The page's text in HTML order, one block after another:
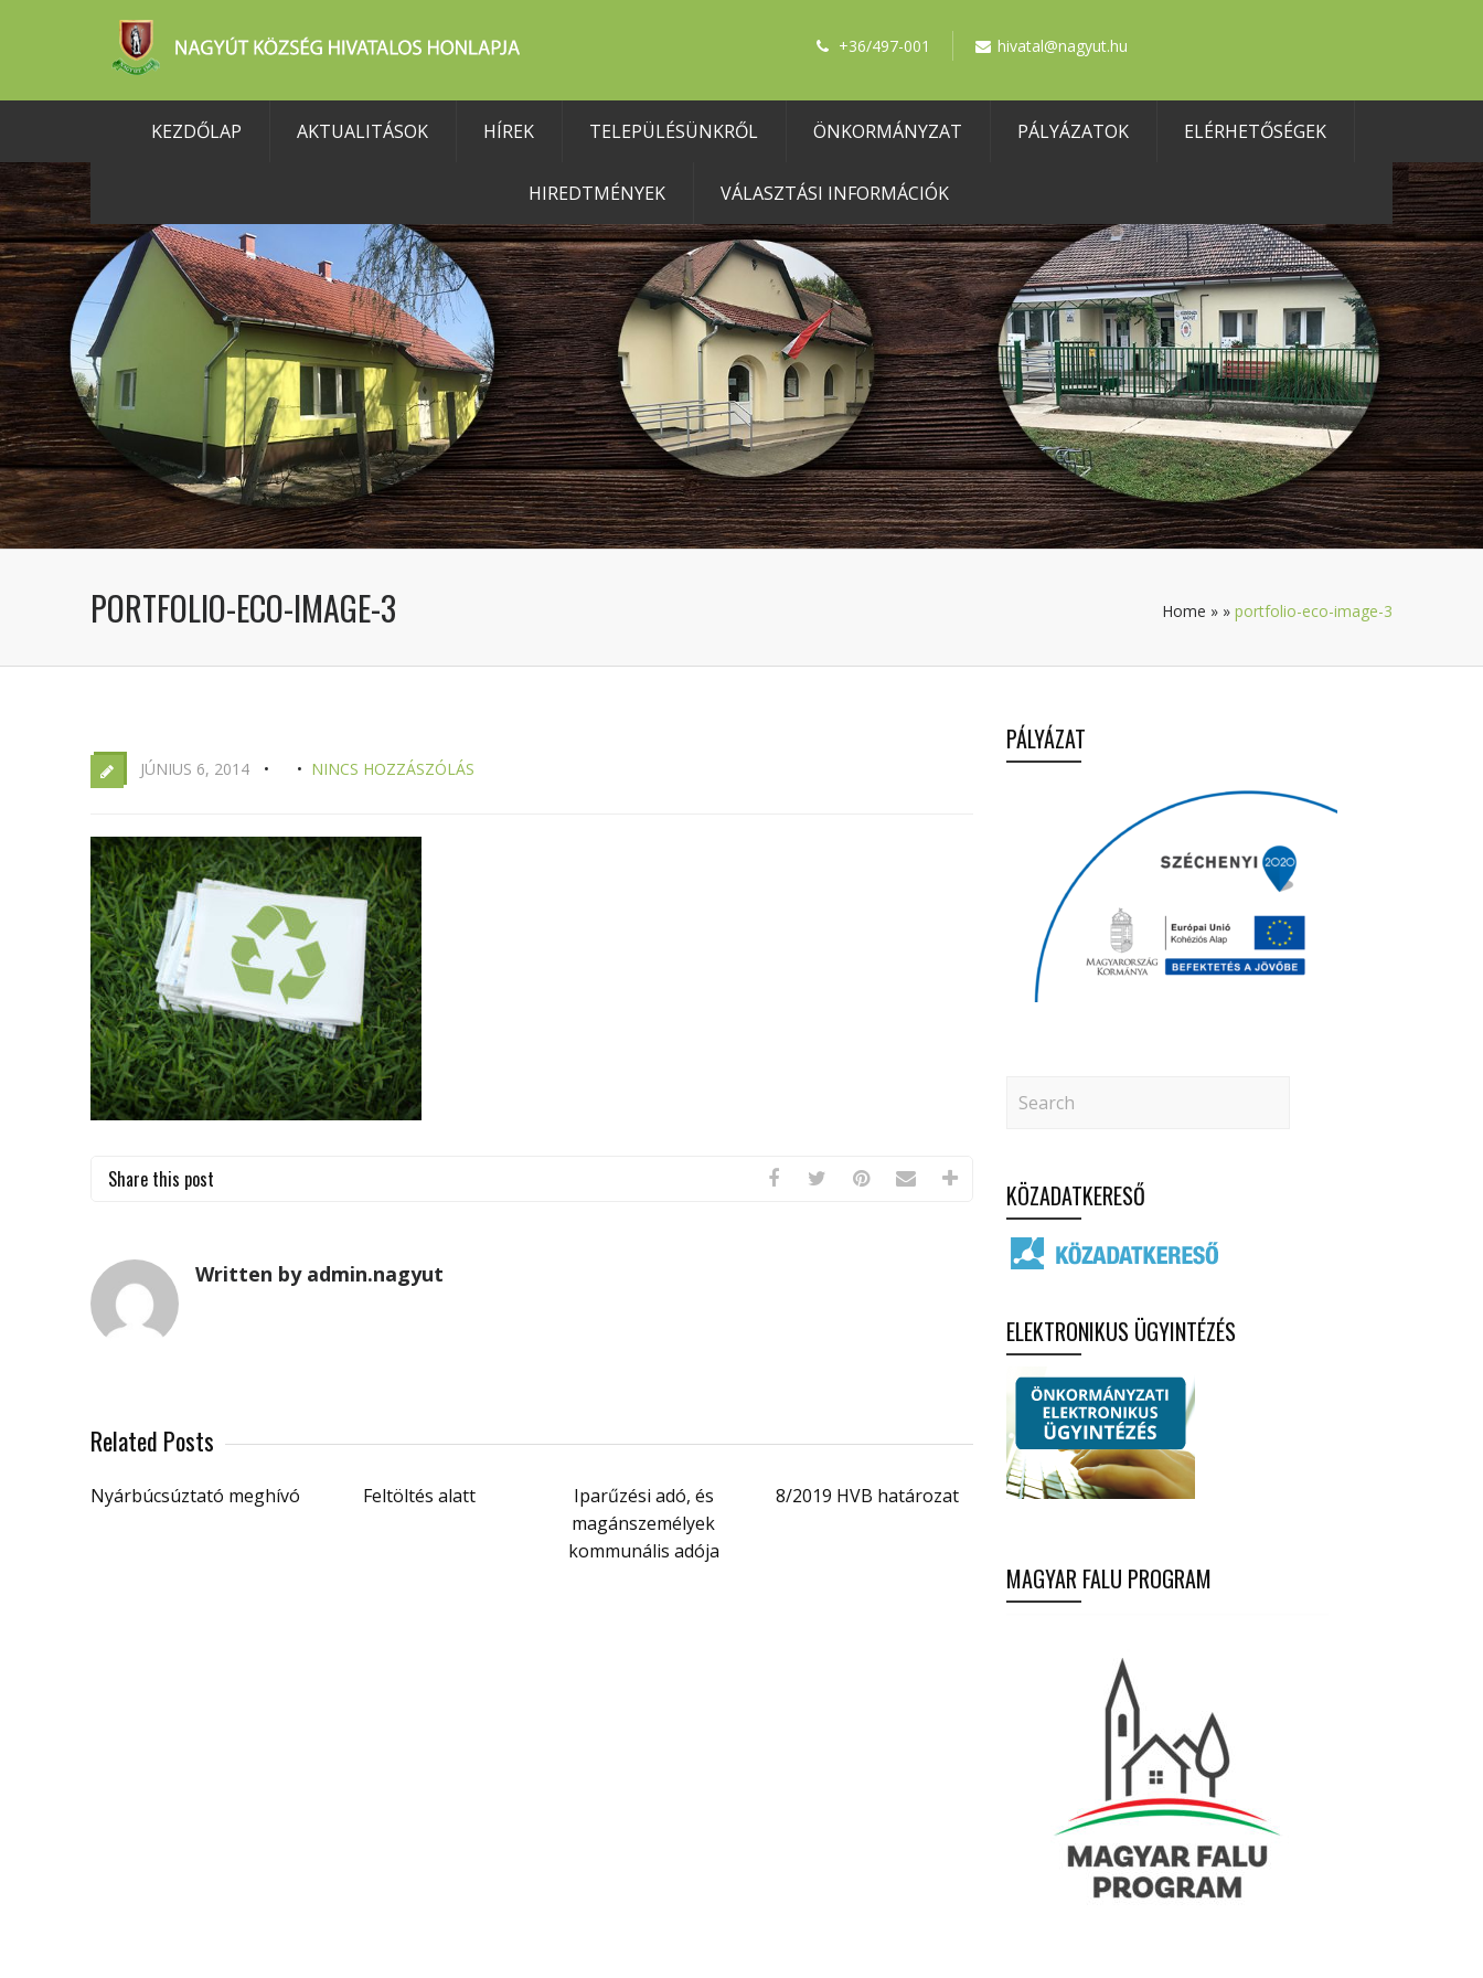
+36/497-001 hivatal@nagyut.hu
KEZDŐLAP AKTUALITÁSOK HÍREK TELEPÜLÉSÜNKRŐL ÖNKORMÁNYZAT PÁLYÁZATOK ELÉRHETŐSÉGEK
HIREDTMÉNYEK VÁLASZTÁSI INFORMÁCIÓK
PORTFOLIO-ECO-IMAGE-3 Home » » portfolio-eco-image-3
JÚNIUS 6, 2014 NINCS HOZZÁSZÓLÁS
Share this post
Written by admin.nagyut
Related Posts
Nyárbúcsúztató meghívó Feltöltés alatt
Iparűzési adó, és
magánszemélyek
kommunális adója
8/2019 HVB határozat
PÁLYÁZAT
KÖZADATKERESŐ
ELEKTRONIKUS ÜGYINTÉZÉS
MAGYAR FALU PROGRAM